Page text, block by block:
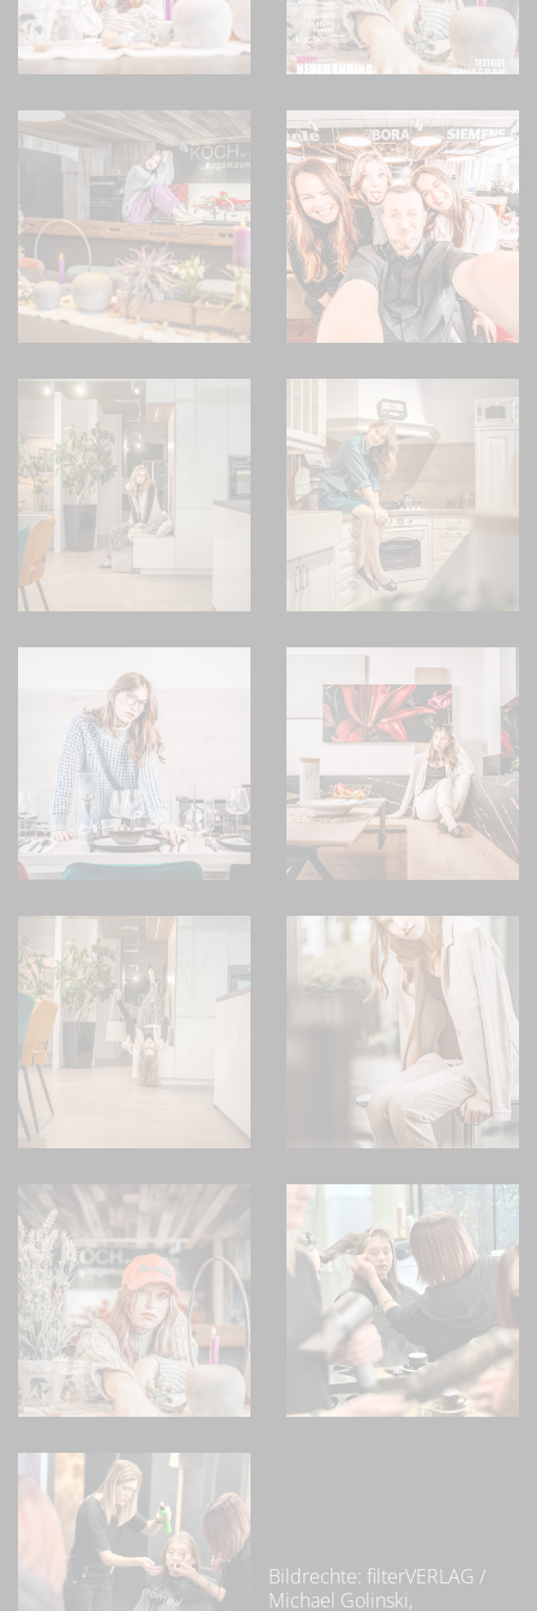
Bildrechte: filterVERLAG /
Michael Golinski,